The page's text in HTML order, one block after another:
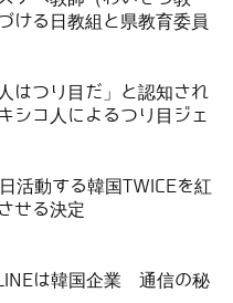
ける日教組と県教育委員
はつり目だ」と認知され
シコ人によるつり目ジェ
活動する韓国TWICEを紅
せる決定
は韓国企業 通信の秘